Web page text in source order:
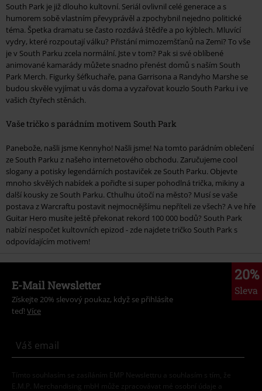
South Park je již dlouho kultovní. Seriál ovlivnil celé generace a s
humorem sobě vlastním převyprávěl a zpochybnil nejedno politické
téma. Špetka dramatu se často rozdává štědře a po kýblech. Mluvící
vydry, které rozpoutají válku? Přistání mimozemšťanů na Zemi? To vše
je v South Parku zcela normální. Jste v tom? Pak si své oblíbené
animované kamarády můžete snadno přenést domů s naším South
Park Merch. Figurky šéfkuchaře, pana Garrisona a Randyho Marshe se
budou skvěle vyjímat u vás doma a vyzařovat kouzlo South Parku i ve
vašich čtyřech stěnách.
Vaše tričko s parádním motivem South Park
Panebože, našli jsme Kennyho! Našli jsme! Na tomto parádním oblečení
ze South Parku z našeho internetového obchodu. Zaručujeme cool
slogany a potisky legendárních postaviček ze South Parku. Objevte
mnoho skvělých nabídek a pořiďte si super pohodlná trička, mikiny a
další kousky ze South Parku. Cthulhu útočí na město? Musí se vaše
postava z Warcraftu postavit nejmocnějšímu nepříteli ze všech? A ve hře
Guitar Hero musíte ještě překonat rekord 100 000 bodů? South Park
nabízí nespočet kultovních epizod - zde najdete tričko South Park s
odpovídajícím motivem!
20%
Sleva
E-Mail Newsletter
Získejte 20% slevový poukaz, když se přihlásíte
teď! Více
Tímto souhlasím se zasíláním EMP Newslettru a souhlasím s tím, že
E.M.P. Merchandising mbH může zpracovávat mé osobní údaje a